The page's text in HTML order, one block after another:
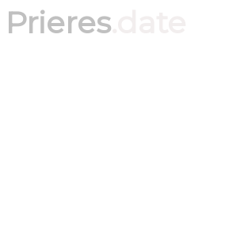
Prieres